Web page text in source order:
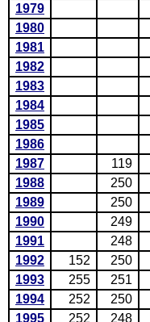
1979
1980
1981
1982
1983
1984
1985
1986
1987
119
1988
250
1989
250
1990
249
1991
248
1992
152 250
1993
255 251
1994
252 250
1995
252 248